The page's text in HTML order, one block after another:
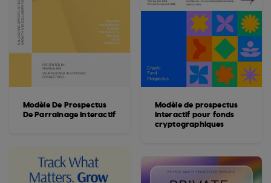
Modèle De Prospectus
De Parrainage Interactif
Modèle de prospectus
interactif pour fonds
cryptographiques